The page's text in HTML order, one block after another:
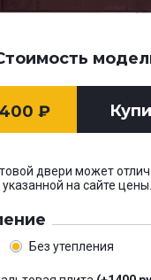
₽
двери может
указанной на сайте цены.
Без утепления